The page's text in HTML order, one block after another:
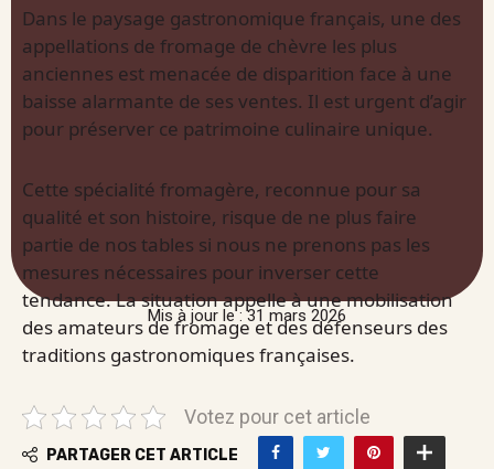
Mis à jour le : 31 mars 2026
Dans le paysage gastronomique français, une des
appellations de fromage de chèvre les plus
anciennes est menacée de disparition face à une
baisse alarmante de ses ventes. Il est urgent d’agir
pour préserver ce patrimoine culinaire unique.
Cette spécialité fromagère, reconnue pour sa
qualité et son histoire, risque de ne plus faire
partie de nos tables si nous ne prenons pas les
mesures nécessaires pour inverser cette
tendance. La situation appelle à une mobilisation
des amateurs de fromage et des défenseurs des
traditions gastronomiques françaises.
Votez pour cet article
PARTAGER CET ARTICLE